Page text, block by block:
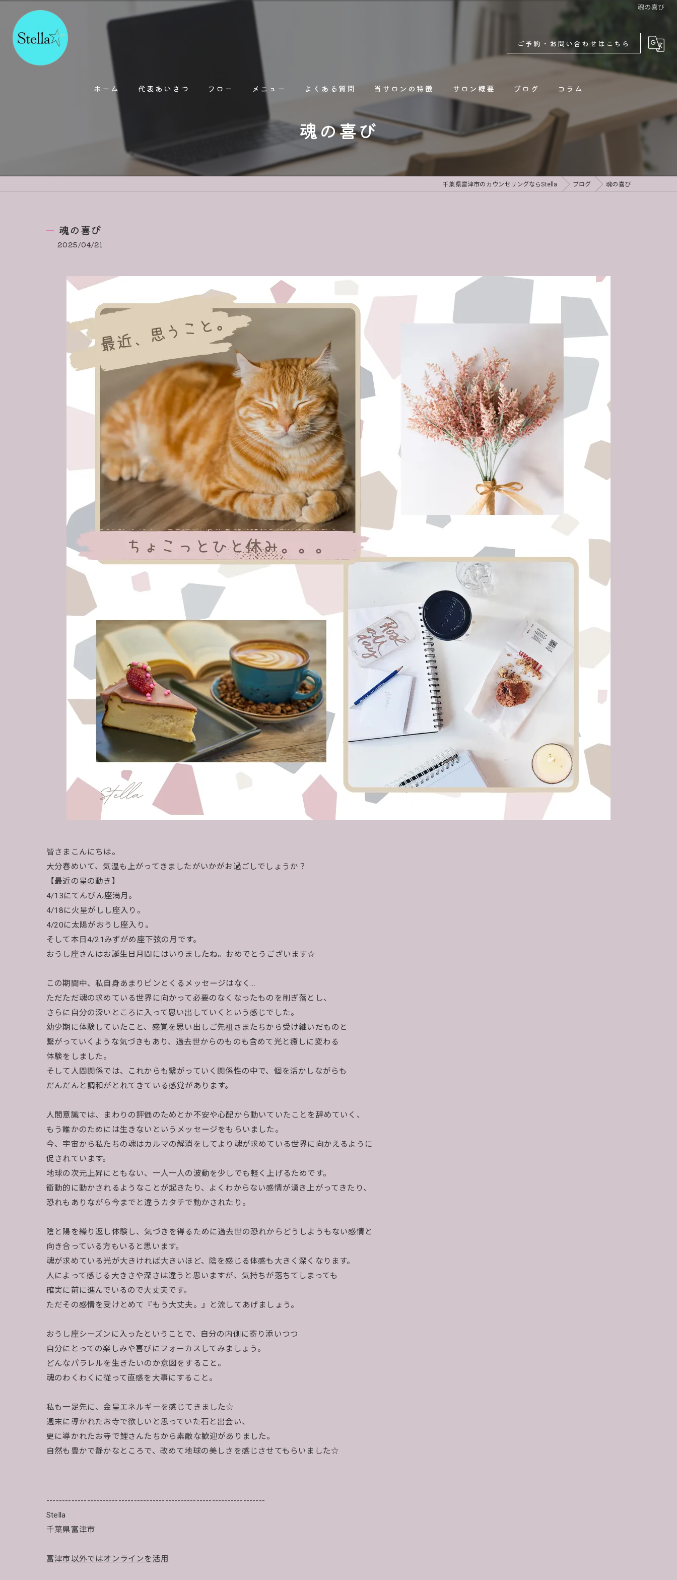
魂の喜び
ご予約・お問い合わせはこちら
ホーム 代表あいさつ フロー メニュー よくある質問 当サロンの特徴
占い
オンライン
人間関係
サロン概要 ブログ
新着情報
コラム
魂の喜び
千葉県富津市のカウンセリングならStella ブログ 魂の喜び
魂の喜び
2025/04/21
皆さまこんにちは。
大分春めいて、気温も上がってきましたがいかがお過ごしでしょうか？
【最近の星の動き】
4/13にてんびん座満月。
4/18に火星がしし座入り。
4/20に太陽がおうし座入り。
そして本日4/21みずがめ座下弦の月です。
おうし座さんはお誕生日月間にはいりましたね。おめでとうございます☆
この期間中、私自身あまりピンとくるメッセージはなく…
ただただ魂の求めている世界に向かって必要のなくなったものを削ぎ落とし、
さらに自分の深いところに入って思い出していくという感じでした。
幼少期に体験していたこと、感覚を思い出しご先祖さまたちから受け継いだものと
繋がっていくような気づきもあり、過去世からのものも含めて光と癒しに変わる
体験をしました。
そして人間関係では、これからも繋がっていく関係性の中で、個を活かしながらも
だんだんと調和がとれてきている感覚があります。
人間意識では、まわりの評価のためとか不安や心配から動いていたことを辞めていく、
もう誰かのためには生きないというメッセージをもらいました。
今、宇宙から私たちの魂はカルマの解消をしてより魂が求めている世界に向かえるように
促されています。
地球の次元上昇にともない、一人一人の波動を少しでも軽く上げるためです。
衝動的に動かされるようなことが起きたり、よくわからない感情が湧き上がってきたり、
恐れもありながら今までと違うカタチで動かされたり。
陰と陽を繰り返し体験し、気づきを得るために過去世の恐れからどうしようもない感情と
向き合っている方もいると思います。
魂が求めている光が大きければ大きいほど、陰を感じる体感も大きく深くなります。
人によって感じる大きさや深さは違うと思いますが、気持ちが落ちてしまっても
確実に前に進んでいるので大丈夫です。
ただその感情を受けとめて『もう大丈夫。』と流してあげましょう。
おうし座シーズンに入ったということで、自分の内側に寄り添いつつ
自分にとっての楽しみや喜びにフォーカスしてみましょう。
どんなパラレルを生きたいのか意図をすること。
魂のわくわくに従って直感を大事にすること。
私も一足先に、金星エネルギーを感じてきました☆
週末に導かれたお寺で欲しいと思っていた石と出会い、
更に導かれたお寺で鯉さんたちから素敵な歓迎がありました。
自然も豊かで静かなところで、改めて地球の美しさを感じさせてもらいました☆
----------------------------------------------------------------------
Stella
千葉県富津市
富津市以外ではオンラインを活用